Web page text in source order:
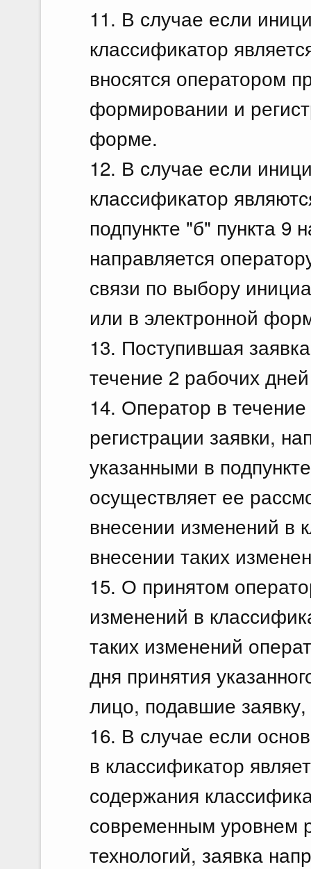
11. В случае если
классификатор
вносятся оператором
формировании и
форме.
12. В случае если
классификатор
подпункте "б" пункта 9
направляется
связи по выбору
или в электронной
13. Поступившая
течение 2 рабочих
14. Оператор в
регистрации заявки,
указанными в
осуществляет ее
внесении изменений в
внесении таких
15. О принятом
изменений в
таких изменений
дня принятия
лицо, подавшие
16. В случае если
в классификатор
содержания
современным уровнем
технологий, заявка